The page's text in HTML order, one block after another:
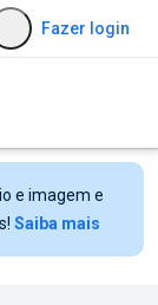
Fazer login
e imagem e
Saiba mais